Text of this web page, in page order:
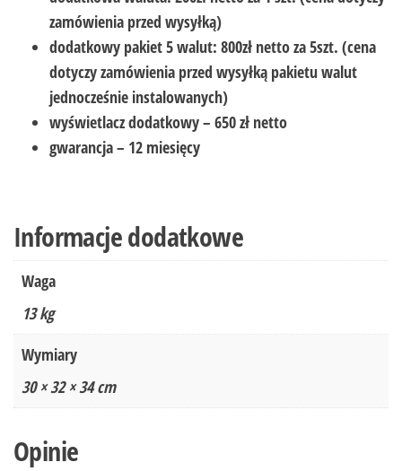
zamówienia przed wysyłką)
dodatkowy pakiet 5 walut: 800zł netto za 5szt. (cena
dotyczy zamówienia przed wysyłką pakietu walut
jednocześnie instalowanych)
wyświetlacz dodatkowy – 650 zł netto
gwarancja – 12 miesięcy
Informacje dodatkowe
Waga
13 kg
Wymiary
30 × 32 × 34 cm
Opinie